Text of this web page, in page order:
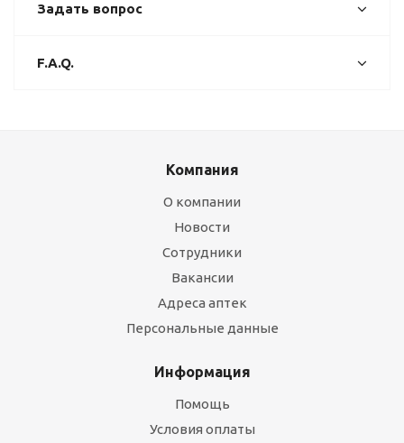
Задать вопрос
F.A.Q.
Компания
О компании
Новости
Сотрудники
Вакансии
Адреса аптек
Персональные данные
Информация
Помощь
Условия оплаты